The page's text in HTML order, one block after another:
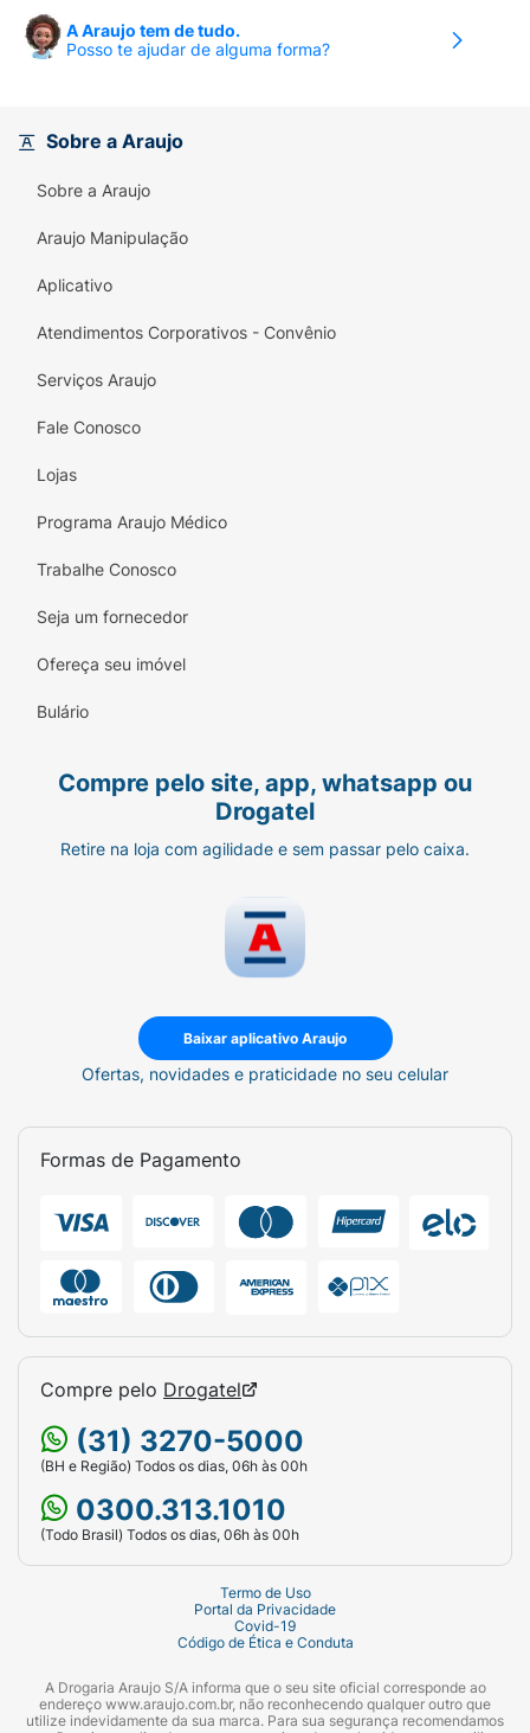
A Araujo tem de tudo.
Posso te ajudar de alguma forma?
Sobre a Araujo
Sobre a Araujo
Araujo Manipulação
Aplicativo
Atendimentos Corporativos - Convênio
Serviços Araujo
Fale Conosco
Lojas
Programa Araujo Médico
Trabalhe Conosco
Seja um fornecedor
Ofereça seu imóvel
Bulário
Compre pelo site, app, whatsapp ou
Drogatel
Retire na loja com agilidade e sem passar pelo caixa.
Baixar aplicativo Araujo
Ofertas, novidades e praticidade no seu celular
Formas de Pagamento
Compre pelo Drogatel
(31) 3270-5000
(BH e Região) Todos os dias, 06h às 00h
0300.313.1010
(Todo Brasil) Todos os dias, 06h às 00h
Termo de Uso
Portal da Privacidade
Covid-19
Código de Ética e Conduta
A Drogaria Araujo S/A informa que o seu site oficial corresponde ao
endereço www.araujo.com.br, não reconhecendo qualquer outro que
utilize indevidamente da sua marca. Para sua segurança recomendamos